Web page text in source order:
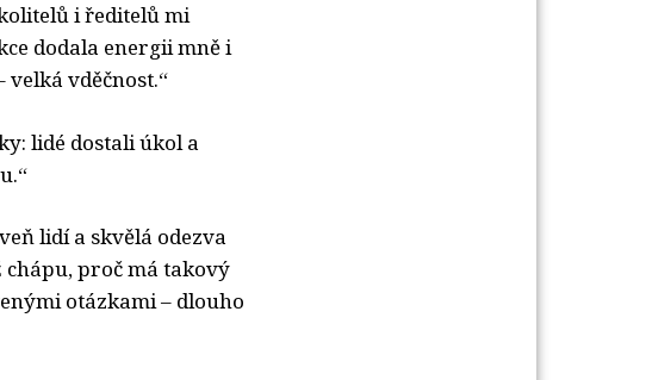
i ředitelů mi
dodala energii mně i
vděčnost.“
lidé dostali úkol a
lidí a skvělá odezva
proč má takový
otázkami – dlouho